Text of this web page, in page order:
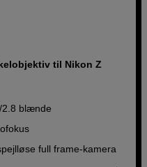
til Nikon Z
2.8 blænde
full frame-kamera